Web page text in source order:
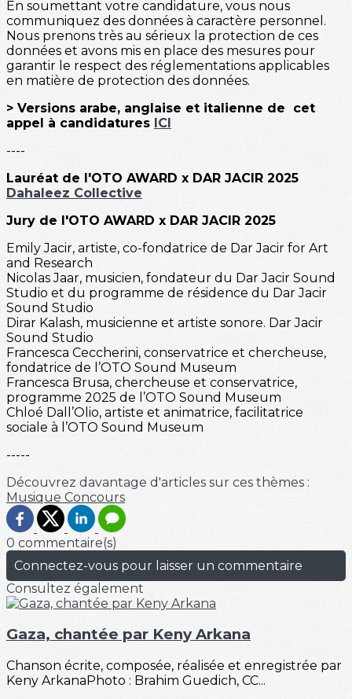
En soumettant votre candidature, vous nous
communiquez des données à caractère personnel.
Nous prenons très au sérieux la protection de ces
données et avons mis en place des mesures pour
garantir le respect des réglementations applicables
en matière de protection des données.
> Versions arabe, anglaise et italienne de cet
appel à candidatures ICI
----
Lauréat de l'OTO AWARD x DAR JACIR 2025
Dahaleez Collective
Jury de l'OTO AWARD x DAR JACIR 2025
Emily Jacir, artiste, co-fondatrice de Dar Jacir for Art
and Research
Nicolas Jaar, musicien, fondateur du Dar Jacir Sound
Studio et du programme de résidence du Dar Jacir
Sound Studio
Dirar Kalash, musicienne et artiste sonore. Dar Jacir
Sound Studio
Francesca Ceccherini, conservatrice et chercheuse,
fondatrice de l’OTO Sound Museum
Francesca Brusa, chercheuse et conservatrice,
programme 2025 de l’OTO Sound Museum
Chloé Dall’Olio, artiste et animatrice, facilitatrice
sociale à l’OTO Sound Museum
-----
Découvrez davantage d'articles sur ces thèmes :
Musique Concours
0 commentaire(s)
Connectez-vous pour laisser un commentaire
Consultez également
Gaza, chantée par Keny Arkana
Chanson écrite, composée, réalisée et enregistrée par
Keny ArkanaPhoto : Brahim Guedich, CC...